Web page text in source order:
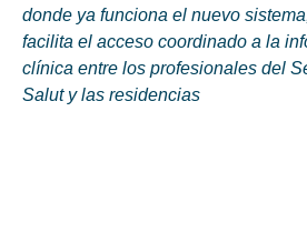
donde ya funciona el nuevo
facilita el acceso coordinado a la
clínica entre los profesionales del
Salut y las residencias